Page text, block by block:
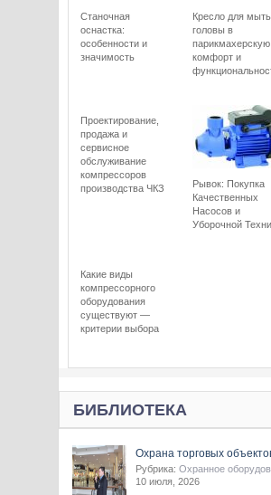
Станочная
оснастка:
особенности и
значимость
Кресло для
головы в
парикмахерскую:
комфорт и
Проектирование,
продажа и
сервисное
обслуживание
компрессоров
производства ЧКЗ
Рывок: Покупка
Качественных
Насосов и
Уборочной
Какие виды
компрессорного
оборудования
существуют —
критерии выбора
БИБЛИОТЕКА
Охрана торговых
Рубрика: Охранное
10 июля, 2026